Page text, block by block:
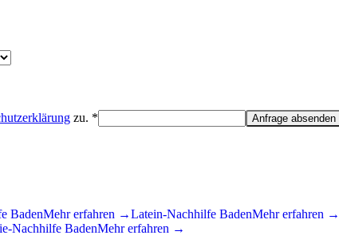
zu. * Anfrage absenden
BadenMehr erfahren →Latein-Nachhilfe BadenMehr erfahren →
-Nachhilfe BadenMehr erfahren →